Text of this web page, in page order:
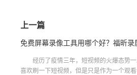
上一篇
免费屏幕录像工具用哪个好？福昕录
经历了疫情三年，短视频的火爆态势一
喜欢刷一下短视频，但是只是作为一个观